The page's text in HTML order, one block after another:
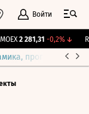
Войти
2 281,31 -0,2%↓
прогнозы